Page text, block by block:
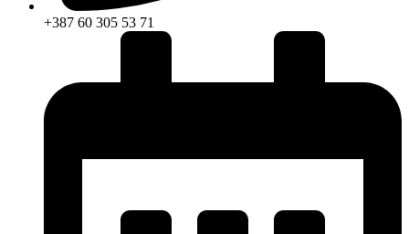
+387 60 305 53 71